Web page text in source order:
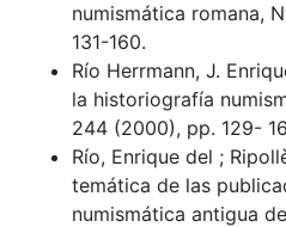
numismática romana,
131-160.
Río Herrmann, J.
la historiografía
244 (2000), pp. 129-
Río, Enrique del ;
temática de las
numismática antigua